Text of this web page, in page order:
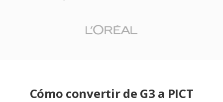
Cómo convertir de G3 a PICT